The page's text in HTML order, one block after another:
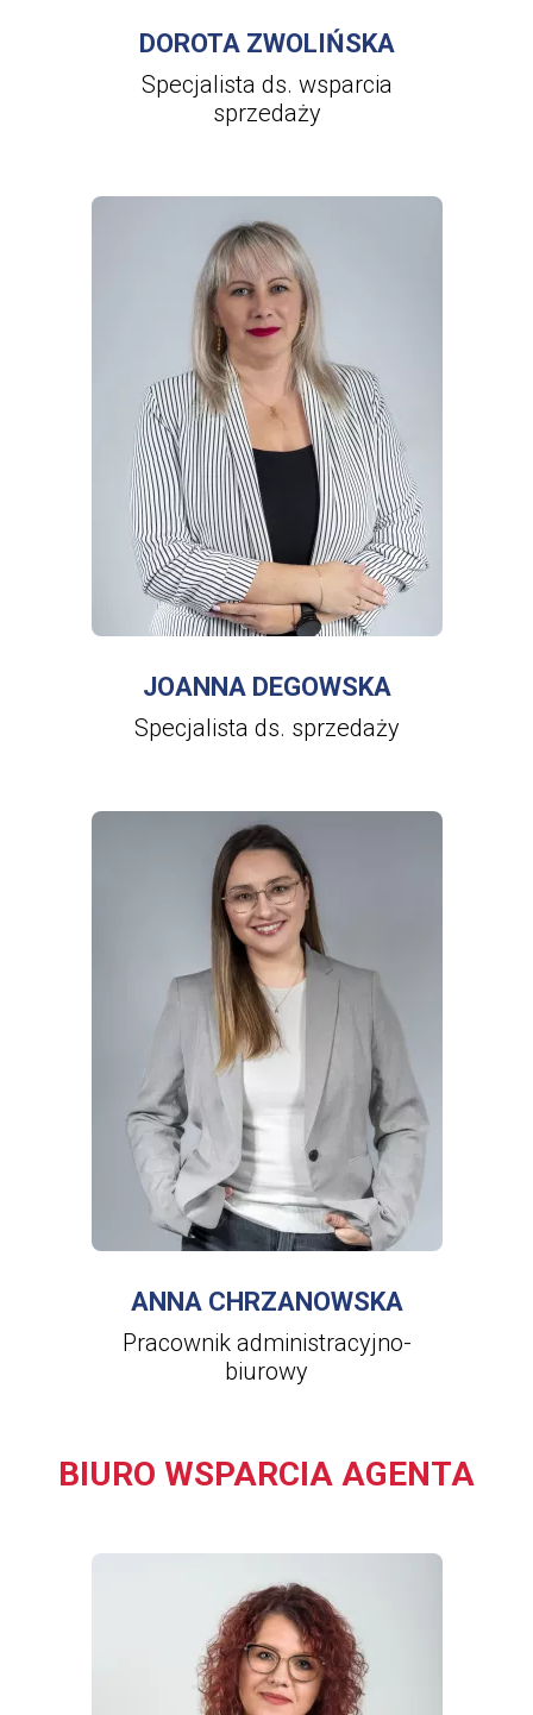
DOROTA ZWOLIŃSKA
Specjalista ds. wsparcia
sprzedaży
WIĘCEJ INFORMACJI
O
JOANNA
DEGOWSKA
JOANNA DEGOWSKA
Specjalista ds. sprzedaży
WIĘCEJ INFORMACJI
ANNA
CHRZANOWSKA
ANNA CHRZANOWSKA
Pracownik administracyjno-
biurowy
BIURO WSPARCIA AGENTA